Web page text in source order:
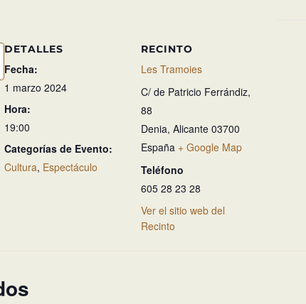
DETALLES
Fecha:
1 marzo 2024
Hora:
19:00
Categorías de Evento:
Cultura, Espectáculo
RECINTO
Les Tramoies
C/ de Patricio Ferrándiz,
88
Denia, Alicante 03700
España + Google Map
Teléfono
605 28 23 28
Ver el sitio web del
Recinto